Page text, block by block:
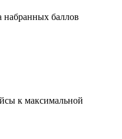
набранных баллов
к максимальной